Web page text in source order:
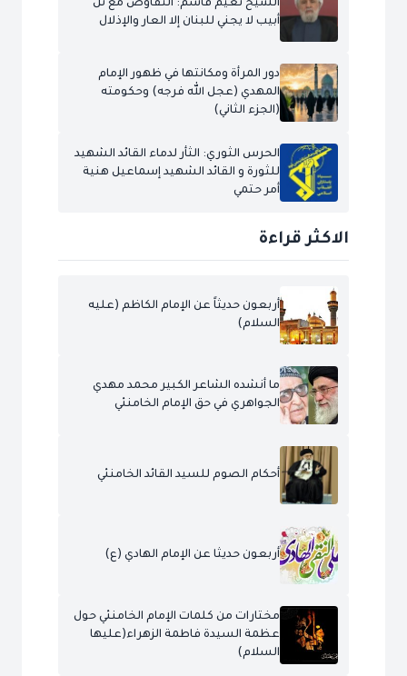
الشيخ نعيم قاسم: التفاوض مع تل
أبيب لا يجني للبنان إلا العار والإذلال
دور المرأة ومكانتها في ظهور الإمام
المهدي (عجل الله فرجه) وحكومته
(الجزء الثاني)
الحرس الثوري: الثأر لدماء القائد الشهيد
للثورة و القائد الشهيد إسماعيل هنية
أمر حتمي
الاكثر قراءة
أربعون حديثاً عن الإمام الكاظم (عليه
السلام)
ما أنشده الشاعر الكبير محمد مهدي
الجواهري في حق الإمام الخامنئي
أحكام الصوم للسيد القائد الخامنئي
أربعون حديثا عن الإمام الهادي (ع)
مختارات من كلمات الإمام الخامنئي حول
عظمة السيدة فاطمة الزهراء(عليها
السلام)